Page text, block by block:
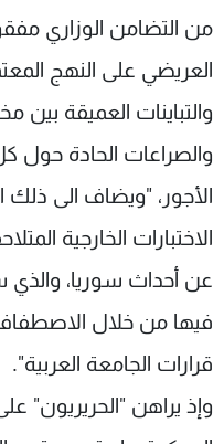
من التضامن الوزاري
العريضي على النهج
والتباينات العميقة
والصراعات الحادة حول
الأجور، "ويضاف الى ذلك
الاختبارات الخارجية
عن أحداث سوريا،
فيها من خلال
قرارات الجامعة العربية".
وإذ يراهن "الحريريون"